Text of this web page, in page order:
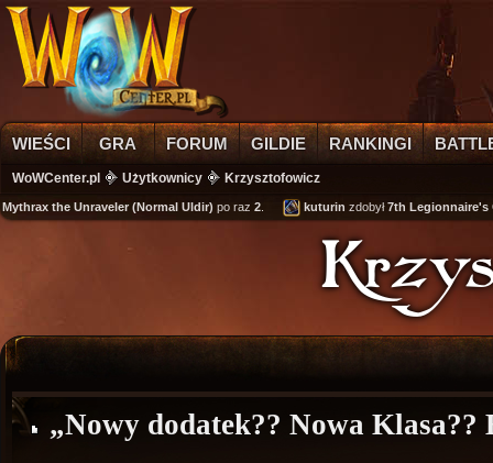
WIEŚCI GRA FORUM GILDIE RANKINGI
WoWCenter.pl Użytkownicy Krzysztofowicz
the Unraveler (Normal Uldir)po raz2. kuturinzdobył7th Legionnaire's
„Nowy dodatek?? Nowa Klasa??